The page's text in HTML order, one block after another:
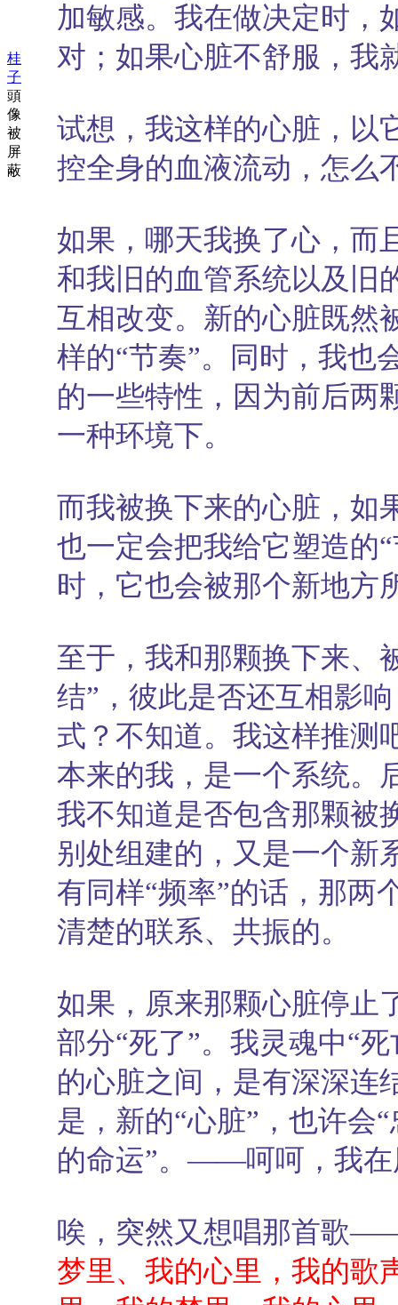
桂
子
頭
像
被
屏
蔽
加敏感。我在做决定时，
对；如果心脏不舒服，我
试想，我这样的心脏，以
控全身的血液流动，怎么
如果，哪天我换了心，而
和我旧的血管系统以及旧
互相改变。新的心脏既然
样的“节奏”。同时，我也
的一些特性，因为前后两
一种环境下。
而我被换下来的心脏，如
也一定会把我给它塑造的
时，它也会被那个新地方
至于，我和那颗换下来、
结”，彼此是否还互相影
式？不知道。我这样推
本来的我，是一个系统。
我不知道是否包含那颗被
别处组建的，又是一个新
有同样“频率”的话，那两
清楚的联系、共振的。
如果，原来那颗心脏停止
部分“死了”。我灵魂中“
的心脏之间，是有深深连
是，新的“心脏”，也许会
的命运”。——呵呵，我在
唉，突然又想唱那首歌
梦里、我的心里，我的歌